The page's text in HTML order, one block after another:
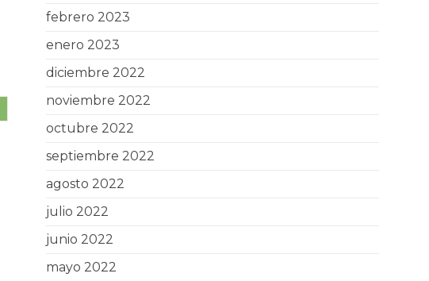
febrero 2023
enero 2023
diciembre 2022
noviembre 2022
octubre 2022
septiembre 2022
agosto 2022
julio 2022
junio 2022
mayo 2022